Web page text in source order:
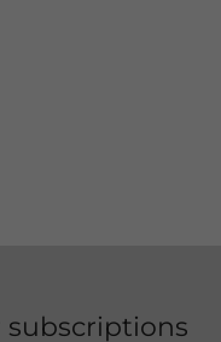
subscriptions